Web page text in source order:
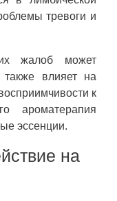
тревоги и
жалоб может
также влияет на
к
ароматерапия
эссенции.
на